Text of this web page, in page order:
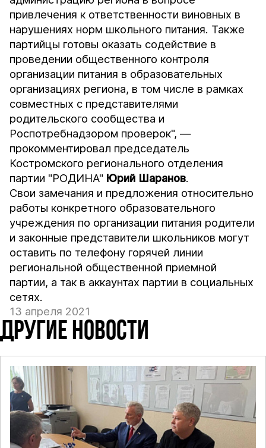
привлечения к ответственности виновных в
нарушениях норм школьного питания. Также
партийцы готовы оказать содействие в
проведении общественного контроля
организации питания в образовательных
организациях региона, в том числе в рамках
совместных с представителями
родительского сообщества и
Роспотребнадзором проверок", —
прокомментировал председатель
Костромского регионального отделения
партии "РОДИНА" Юрий Шаранов.
Свои замечания и предложения относительно
работы конкретного образовательного
учреждения по организации питания родители
и законные представители школьников могут
оставить по телефону горячей линии
региональной общественной приемной
партии, а так в аккаунтах партии в социальных
сетях.
13 апреля 2021
ДРУГИЕ НОВОСТИ